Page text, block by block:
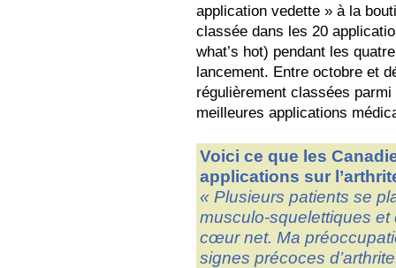
application vedette » à la
classée dans les 20
what’s hot) pendant les
lancement. Entre octobre et
régulièrement classées
meilleures applications
Voici ce que les
applications sur
« Plusieurs patients se
musculo-squelettiques et
cœur net. Ma
signes précoces